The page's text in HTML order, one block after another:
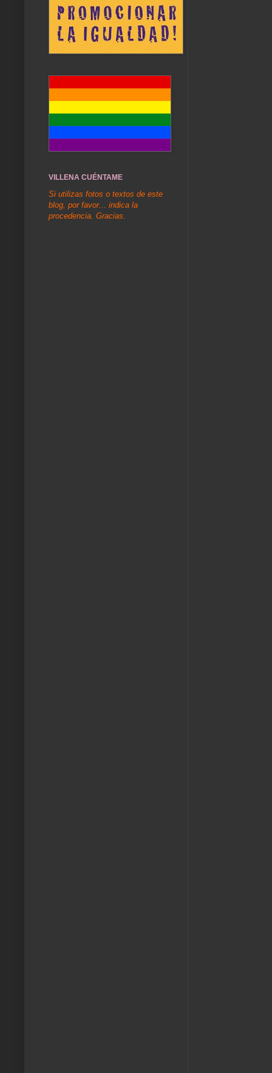
VILLENA CUÉNTAME
Si utilizas fotos o textos de este
blog, por favor... indica la
procedencia. Gracias.